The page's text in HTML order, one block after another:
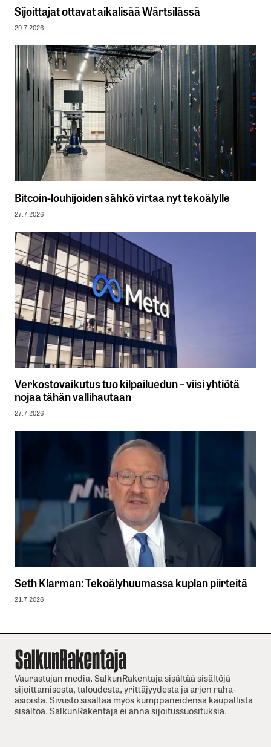
Sijoittajat ottavat aikalisää Wärtsilässä
29.7.2026
Bitcoin-louhijoiden sähkö virtaa nyt tekoälylle
27.7.2026
Verkostovaikutus tuo kilpailuedun – viisi yhtiötä
nojaa tähän vallihautaan
27.7.2026
Seth Klarman: Tekoälyhuumassa kuplan piirteitä
21.7.2026
Vaurastujan media. SalkunRakentaja sisältää sisältöjä
sijoittamisesta, taloudesta, yrittäjyydesta ja arjen raha-
asioista. Sivusto sisältää myös kumppaneidensa kaupallista
sisältöä. SalkunRakentaja ei anna sijoitussuosituksia.